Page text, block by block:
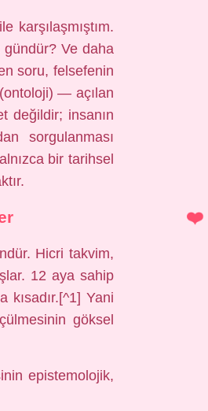
karşılaşmıştım.
gündür? Ve daha
soru, felsefenin
— açılan
değildir; insanın
sorgulanması
bir tarihsel
Hicri takvim,
12 aya sahip
Yani
göksel
epistemolojik,